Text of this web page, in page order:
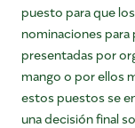
puesto para que
nominaciones
presentadas por
mango o por ellos
estos puestos se
una decisión final